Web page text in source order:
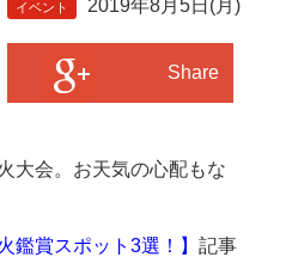
イベント 2019年8月5日(月)
Share
大会。お天気の心配もな
鑑賞スポット3選！】 記事